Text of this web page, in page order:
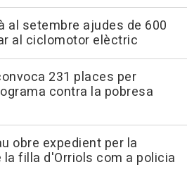
al setembre ajudes de 600
al ciclomotor elèctric
231 places per
contra la pobresa
obre expedient per la
filla d'Orriols com a policia